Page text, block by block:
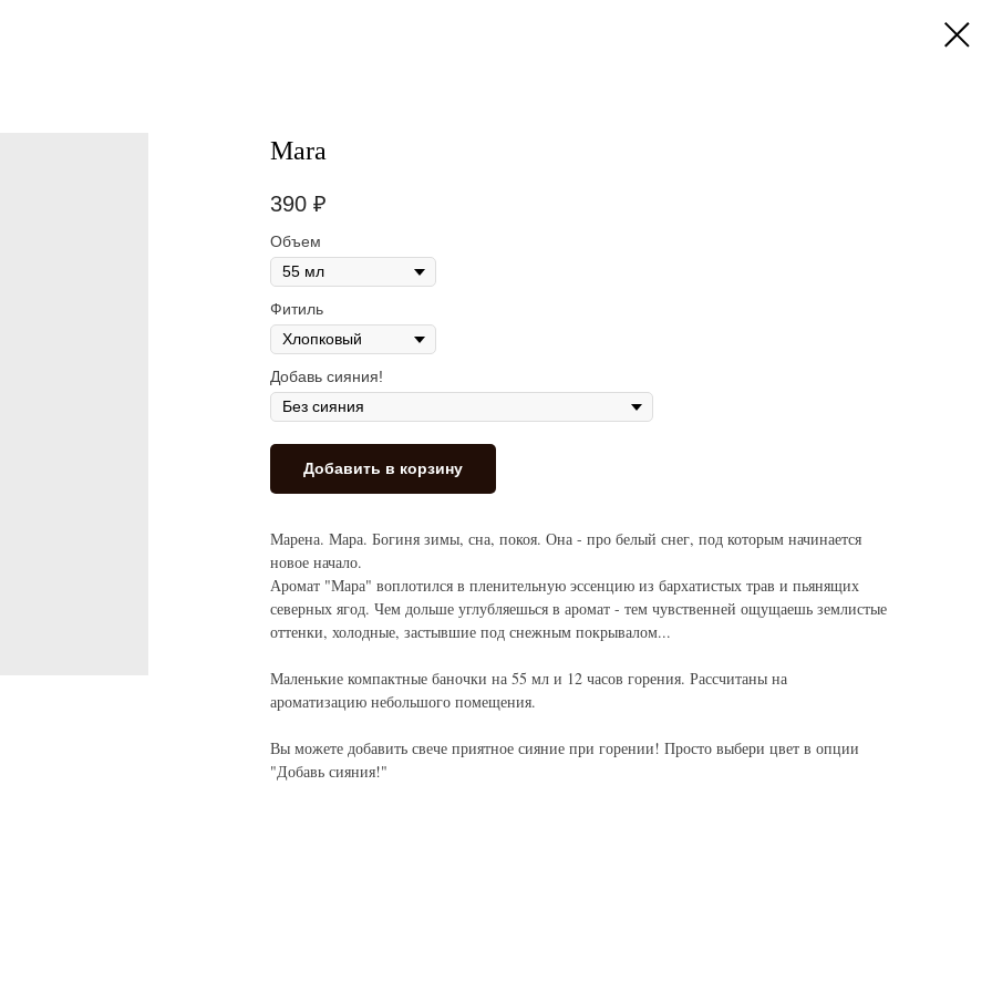
Mara
390 ₽
Объем
Фитиль
Добавь сияния!
Добавить в корзину
Марена. Мара. Богиня зимы, сна, покоя. Она - про белый снег, под которым начинается
новое начало.
Аромат "Мара" воплотился в пленительную эссенцию из бархатистых трав и пьянящих
северных ягод. Чем дольше углубляешься в аромат - тем чувственней ощущаешь землистые
оттенки, холодные, застывшие под снежным покрывалом...
Маленькие компактные баночки на 55 мл и 12 часов горения. Рассчитаны на
ароматизацию небольшого помещения.
Вы можете добавить свече приятное сияние при горении! Просто выбери цвет в опции
"Добавь сияния!"